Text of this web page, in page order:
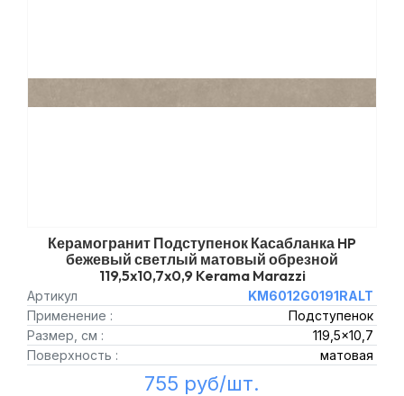
Керамогранит Подступенок Касабланка HP
бежевый светлый матовый обрезной
119,5x10,7x0,9 Kerama Marazzi
Артикул
KM6012G0191RALT
Применение :
Подступенок
Размер, см :
119,5x10,7
Поверхность :
матовая
755 руб/шт.